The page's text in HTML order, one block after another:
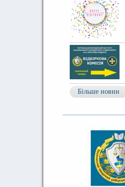
Більше новин